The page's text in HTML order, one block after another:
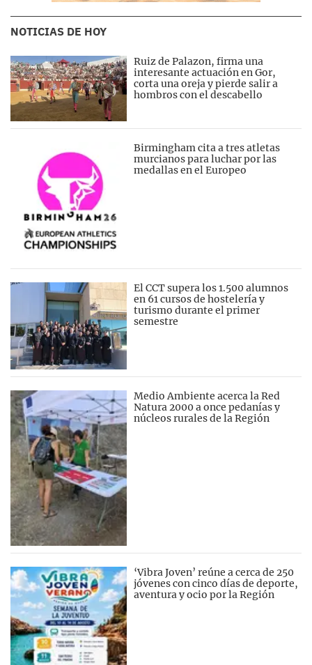
NOTICIAS DE HOY
Ruiz de Palazon, firma una
interesante actuación en Gor,
corta una oreja y pierde salir a
hombros con el descabello
Birmingham cita a tres atletas
murcianos para luchar por las
medallas en el Europeo
El CCT supera los 1.500 alumnos
en 61 cursos de hostelería y
turismo durante el primer
semestre
Medio Ambiente acerca la Red
Natura 2000 a once pedanías y
núcleos rurales de la Región
‘Vibra Joven’ reúne a cerca de 250
jóvenes con cinco días de deporte,
aventura y ocio por la Región